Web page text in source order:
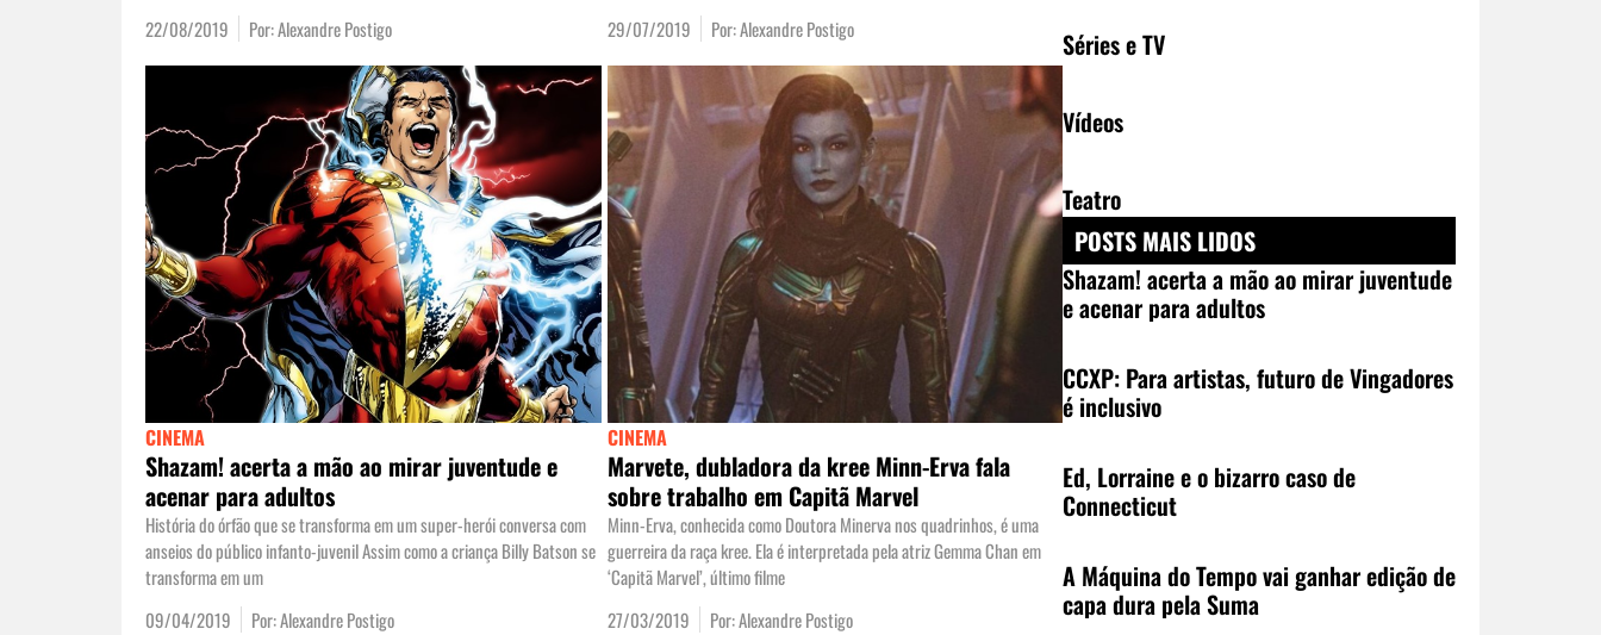
22/08/2019
Por:Alexandre Postigo
29/07/2019
Por:Alexandre Postigo
CINEMA
Shazam! acerta a mão ao mirar juventude e
acenar para adultos
História do órfão que se transforma em um super-herói conversa com
anseios do público infanto-juvenil Assim como a criança Billy Batson se
transforma em um
09/04/2019
Por:Alexandre Postigo
CINEMA
Marvete, dubladora da kree Minn-Erva fala
sobre trabalho em Capitã Marvel
Minn-Erva, conhecida como Doutora Minerva nos quadrinhos, é uma
guerreira da raça kree. Ela é interpretada pela atriz Gemma Chan em
‘Capitã Marvel’, último filme
27/03/2019
Por:Alexandre Postigo
Séries e TV
Vídeos
Teatro
POSTS MAIS LIDOS
Shazam! acerta a mão ao mirar juventude
e acenar para adultos
CCXP: Para artistas, futuro de Vingadores
é inclusivo
Ed, Lorraine e o bizarro caso de
Connecticut
A Máquina do Tempo vai ganhar edição de
capa dura pela Suma